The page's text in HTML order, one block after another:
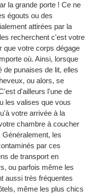
la grande porte ! Ce ne
égouts ou des
attirées par la
recherchent c'est votre
que votre corps dégage
où. Ainsi, lorsque
de punaises de lit, elles
ou alors, se
d'ailleurs l'une de
les valises que vous
votre arrivée à la
chambre à coucher
les
par ces
de transport en
ou parfois même les
aussi très fréquentes
même les plus chics